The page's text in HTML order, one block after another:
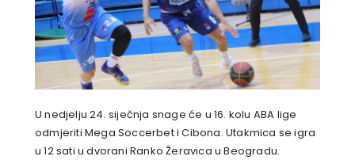
U nedjelju 24. siječnja snage će u 16. kolu ABA lige
odmjeriti Mega Soccerbet i Cibona. Utakmica se igra
u 12 sati u dvorani Ranko Žeravica u Beogradu.